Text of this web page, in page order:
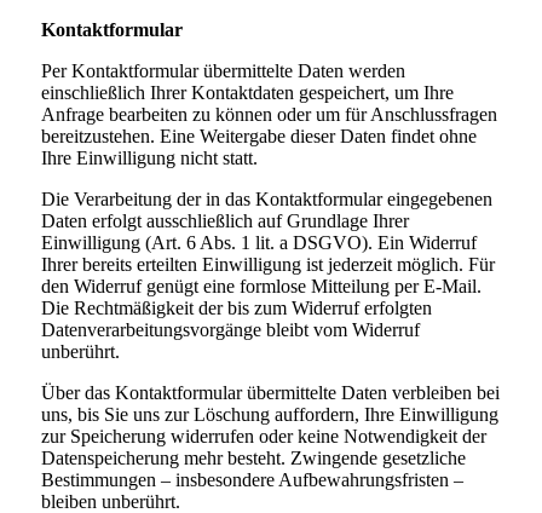
Kontaktformular
Per Kontaktformular übermittelte Daten werden
einschließlich Ihrer Kontaktdaten gespeichert, um Ihre
Anfrage bearbeiten zu können oder um für Anschlussfragen
bereitzustehen. Eine Weitergabe dieser Daten findet ohne
Ihre Einwilligung nicht statt.
Die Verarbeitung der in das Kontaktformular eingegebenen
Daten erfolgt ausschließlich auf Grundlage Ihrer
Einwilligung (Art. 6 Abs. 1 lit. a DSGVO). Ein Widerruf
Ihrer bereits erteilten Einwilligung ist jederzeit möglich. Für
den Widerruf genügt eine formlose Mitteilung per E-Mail.
Die Rechtmäßigkeit der bis zum Widerruf erfolgten
Datenverarbeitungsvorgänge bleibt vom Widerruf
unberührt.
Über das Kontaktformular übermittelte Daten verbleiben bei
uns, bis Sie uns zur Löschung auffordern, Ihre Einwilligung
zur Speicherung widerrufen oder keine Notwendigkeit der
Datenspeicherung mehr besteht. Zwingende gesetzliche
Bestimmungen – insbesondere Aufbewahrungsfristen –
bleiben unberührt.